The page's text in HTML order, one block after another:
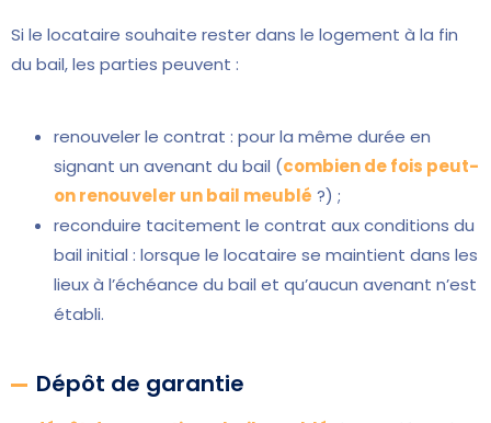
Si le locataire souhaite rester dans le logement à la fin
du bail, les parties peuvent :
renouveler le contrat : pour la même durée en
signant un avenant du bail (combien de fois peut-
on renouveler un bail meublé ?) ;
reconduire tacitement le contrat aux conditions du
bail initial : lorsque le locataire se maintient dans les
lieux à l’échéance du bail et qu’aucun avenant n’est
établi.
Dépôt de garantie